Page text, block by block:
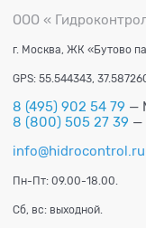
ООО «
г. Москва, ЖК «Бутово
GPS: 55.544343,
8 (495) 902 54 79 —
8 (800) 505 27 39 —
info@hidrocontrol.ru
Пн-Пт: 09.00-18.00.
Сб, вс: выходной.